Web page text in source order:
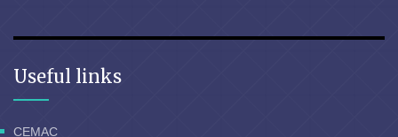
Useful links
CEMAC